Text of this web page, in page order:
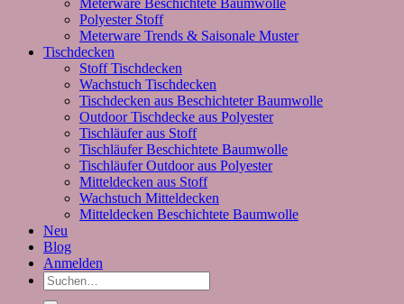
Meterware Beschichtete Baumwolle
Polyester Stoff
Meterware Trends & Saisonale Muster
Tischdecken
Stoff Tischdecken
Wachstuch Tischdecken
Tischdecken aus Beschichteter Baumwolle
Outdoor Tischdecke aus Polyester
Tischläufer aus Stoff
Tischläufer Beschichtete Baumwolle
Tischläufer Outdoor aus Polyester
Mitteldecken aus Stoff
Wachstuch Mitteldecken
Mitteldecken Beschichtete Baumwolle
Neu
Blog
Anmelden
Suchen
nach: